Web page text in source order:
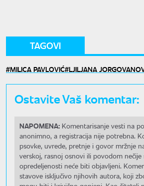
TAGOVI
MILICA PAVLOVIĆ LJILJANA
Ostavite Vaš komentar:
NAPOMENA: Komentarisanje vesti na
anonimno, a registracija nije potrebna.
psovke, uvrede, pretnje i govor mržnje
verskoj, rasnoj osnovi ili povodom nečije
opredeljenosti neće biti objavljeni.
stavove isključivo njihovih autora, koji